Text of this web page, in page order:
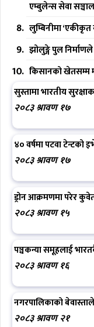
एम्बुलेन्स सेवा
लुम्बिनीमा ‘एकीकृत
झोलुङ्गे पुल
किसानको खेतसम्म
सुस्तामा भारतीय
२०८३ श्रावण १७
४० वर्षमा पटवा टेन्टको
२०८३ श्रावण १७
ड्रोन आक्रमणमा परेर
२०८३ श्रावण १५
पञ्चकन्या समूहलाई भारतकै
२०८३ श्रावण १६
नगरपालिकाको
२०८३ श्रावण २१